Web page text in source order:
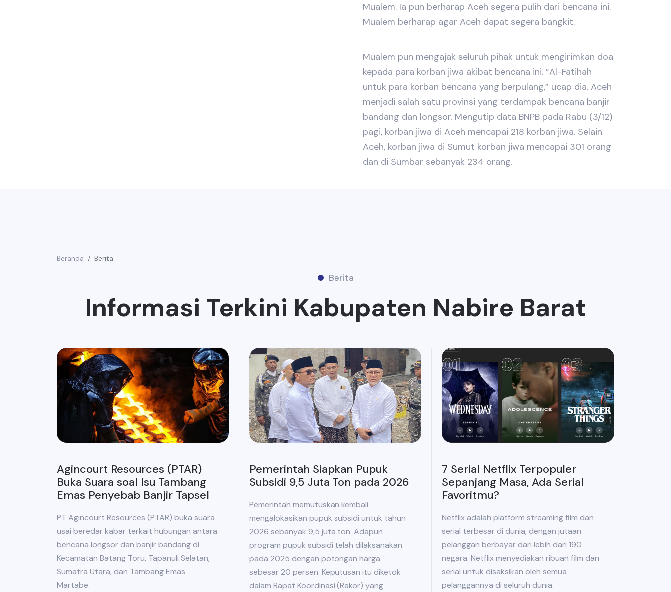
Mualem. Ia pun berharap Aceh segera pulih dari bencana ini.
Mualem berharap agar Aceh dapat segera bangkit.
Mualem pun mengajak seluruh pihak untuk mengirimkan doa
kepada para korban jiwa akibat bencana ini. ”Al-Fatihah
untuk para korban bencana yang berpulang,” ucap dia. Aceh
menjadi salah satu provinsi yang terdampak bencana banjir
bandang dan longsor. Mengutip data BNPB pada Rabu (3/12)
pagi, korban jiwa di Aceh mencapai 218 korban jiwa. Selain
Aceh, korban jiwa di Sumut korban jiwa mencapai 301 orang
dan di Sumbar sebanyak 234 orang.
Beranda Berita
Berita
Informasi Terkini Kabupaten Nabire Barat
Agincourt Resources (PTAR)
Buka Suara soal Isu Tambang
Emas Penyebab Banjir Tapsel
PT Agincourt Resources (PTAR) buka suara
usai beredar kabar terkait hubungan antara
bencana longsor dan banjir bandang di
Kecamatan Batang Toru, Tapanuli Selatan,
Sumatra Utara, dan Tambang Emas
Martabe.
Pemerintah Siapkan Pupuk
Subsidi 9,5 Juta Ton pada 2026
Pemerintah memutuskan kembali
mengalokasikan pupuk subsidi untuk tahun
2026 sebanyak 9,5 juta ton. Adapun
program pupuk subsidi telah dilaksanakan
pada 2025 dengan potongan harga
sebesar 20 persen. Keputusan itu diketok
dalam Rapat Koordinasi (Rakor) yang
7 Serial Netflix Terpopuler
Sepanjang Masa, Ada Serial
Favoritmu?
Netflix adalah platform streaming film dan
serial terbesar di dunia, dengan jutaan
pelanggan berbayar dari lebih dari 190
negara. Netflix menyediakan ribuan film dan
serial untuk disaksikan oleh semua
pelanggannya di seluruh dunia.